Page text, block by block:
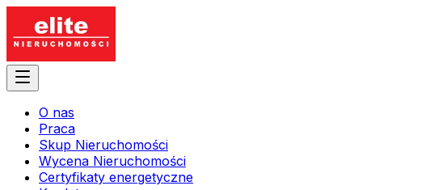
O nas
Praca
Skup Nieruchomości
Wycena Nieruchomości
Certyfikaty energetyczne